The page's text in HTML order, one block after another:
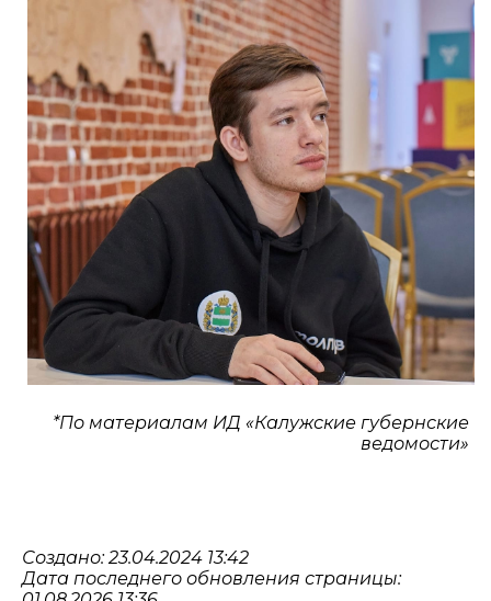
*По материалам ИД «Калужские губернские
ведомости»
Создано: 23.04.2024 13:42
Дата последнего обновления страницы: